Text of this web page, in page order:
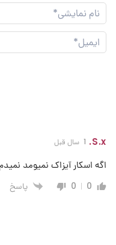
S.x. 1 سال قبل
اگه اسکار آیزاک نمیومد
0
0 پاسخ